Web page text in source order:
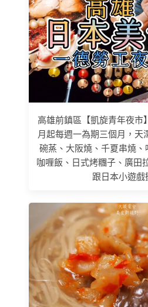
高雄前鎮區【凱旋青年夜市
月起每週一為期三個月，天
碗蒸、大阪燒、千夏串燒
咖喱飯、日式烤糰子、廣田
跟日本小遊戲